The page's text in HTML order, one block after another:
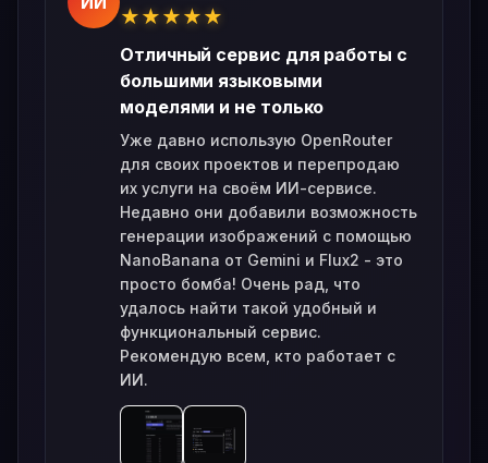
★★★★★
Отличный сервис для работы с
большими языковыми
моделями и не только
Уже давно использую OpenRouter
для своих проектов и перепродаю
их услуги на своём ИИ-сервисе.
Недавно они добавили возможность
генерации изображений с помощью
NanoBanana от Gemini и Flux2 - это
просто бомба! Очень рад, что
удалось найти такой удобный и
функциональный сервис.
Рекомендую всем, кто работает с
ИИ.